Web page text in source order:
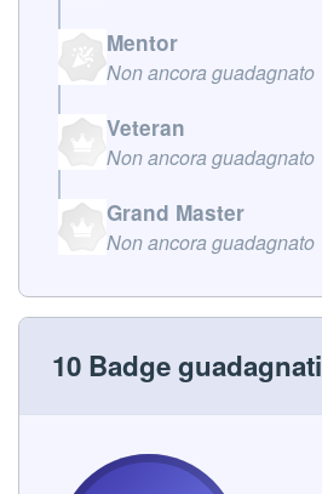
Mentor
Non ancora guadagnato
Veteran
Non ancora guadagnato
Grand Master
Non ancora guadagnato
10 Badge guadagnati